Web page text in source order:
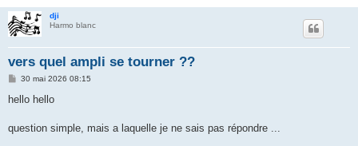
dji
Harmo blanc
vers quel ampli se tourner ??
M
s
g
30 mai 2026 08:15
hello hello
question simple, mais a laquelle je ne sais pas répondre ...